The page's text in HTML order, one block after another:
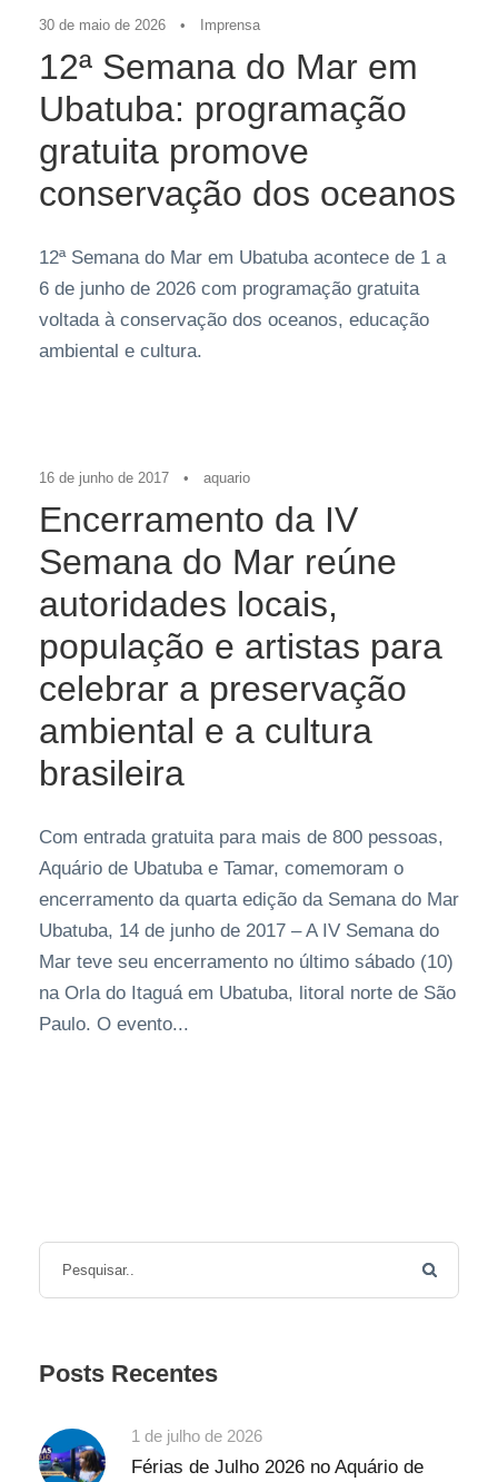
30 de maio de 2026 • Imprensa
12ª Semana do Mar em
Ubatuba: programação
gratuita promove
conservação dos oceanos
12ª Semana do Mar em Ubatuba acontece de 1 a
6 de junho de 2026 com programação gratuita
voltada à conservação dos oceanos, educação
ambiental e cultura.
16 de junho de 2017 • aquario
Encerramento da IV
Semana do Mar reúne
autoridades locais,
população e artistas para
celebrar a preservação
ambiental e a cultura
brasileira
Com entrada gratuita para mais de 800 pessoas,
Aquário de Ubatuba e Tamar, comemoram o
encerramento da quarta edição da Semana do Mar
Ubatuba, 14 de junho de 2017 – A IV Semana do
Mar teve seu encerramento no último sábado (10)
na Orla do Itaguá em Ubatuba, litoral norte de São
Paulo. O evento...
Posts Recentes
1 de julho de 2026
Férias de Julho 2026 no Aquário de